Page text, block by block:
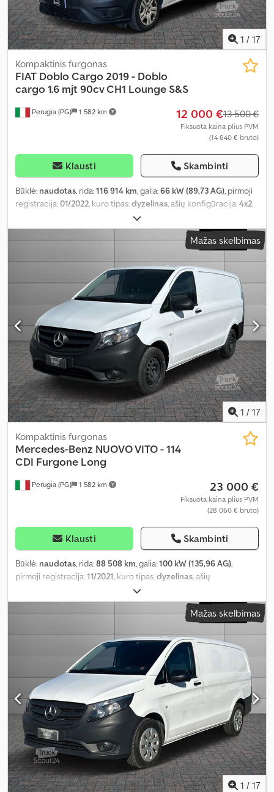
1 / 17
Perugia (PG) 1 582 km
Kompaktinis furgonas
FIAT Doblo Cargo 2019 - Doblo
cargo 1.6 mjt 90cv CH1 Lounge S&S
12 000 €13 500 €
Fiksuota kaina plius PVM
(14 640 € bruto)
Klausti Skambinti
Būklė: naudotas, rida:116 914 km, galia:66 kW (89,73 AG), pirmoji
registracija:01/2022, kuro tipas:dyzelinas, ašių konfigūracija:4x2,
mechaninis
pakaba:plienas, sėdimų vietų skaičius:3, Įranga:oro
kondicionavimas, vairo stiprintuvas, Mažas skelbimas
1 / 17
Perugia (PG) 1 582 km
Kompaktinis furgonas
Mercedes-Benz NUOVO VITO - 114
CDI Furgone Long
23 000 €
Fiksuota kaina plius PVM
(28 060 € bruto)
Klausti Skambinti
Būklė: naudotas, rida:88 508 km, galia:100 kW (135,96 AG),
pirmoji registracija:11/2021, kuro tipas:dyzelinas, ašių
, pavaros tipas:
emisijos klasė:Euro 6, pakaba:plienas, sėdimų vietų skaičius:3,
Įranga:oro kondicionavimas, vairo stiprintuvas ,Mažas skelbimas
1 / 17